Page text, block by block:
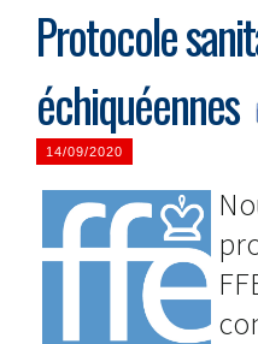
Protocole
échiquéennes
14/09/2020